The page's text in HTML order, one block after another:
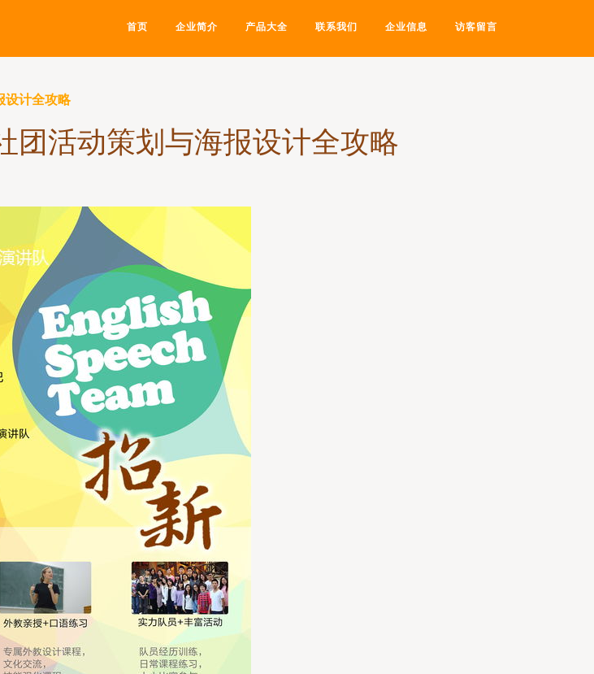
首页 企业简介 产品大全 联系我们 企业信息 访客留言
计全攻略
活动策划与海报设计全攻略